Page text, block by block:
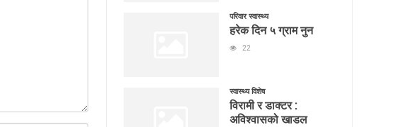
परिवार स्वास्थ्य
हरेक दिन ५ ग्राम नुन
22
स्वास्थ्य विशेष
विरामी र डाक्टर :
अविश्वासको खाडल